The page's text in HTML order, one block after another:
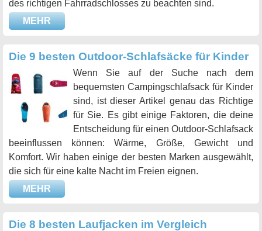
des richtigen Fahrradschlosses zu beachten sind.
MEHR
Die 9 besten Outdoor-Schlafsäcke für Kinder
Wenn Sie auf der Suche nach dem
bequemsten Campingschlafsack für Kinder
sind, ist dieser Artikel genau das Richtige
für Sie. Es gibt einige Faktoren, die deine
Entscheidung für einen Outdoor-Schlafsack
beeinflussen können: Wärme, Größe, Gewicht und
Komfort. Wir haben einige der besten Marken ausgewählt,
die sich für eine kalte Nacht im Freien eignen.
MEHR
Die 8 besten Laufjacken im Vergleich